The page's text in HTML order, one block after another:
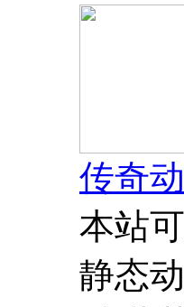
传奇
本站
静态